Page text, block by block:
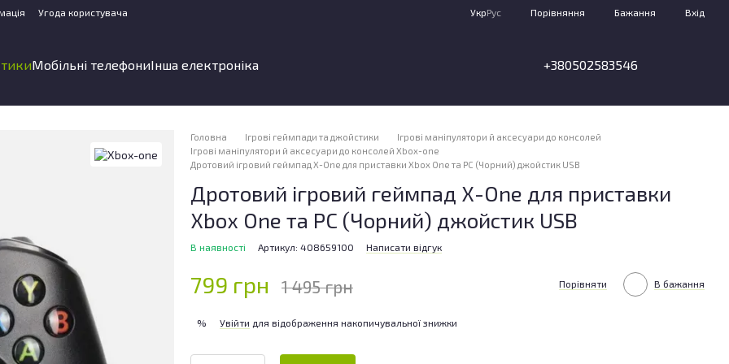
Угода користувача УкрРус Порівняння Бажання Вхід
Мобільні телефониІнша електроніка +380502583546
Головна Ігрові геймпади та джойстики
Ігрові маніпулятори й аксесуари до консолей
Ігрові маніпулятори й аксесуари до консолей Xbox-one
Дротовий ігровий геймпад X-One для приставки Xbox One та PC (Чорний) джойстик USB
Дротовий ігровий геймпад X-One для приставки
Xbox One та PC (Чорний) джойстик USB
В наявності Артикул: 408659100 Написати відгук
799 грн 1 495 грн Порівняти В бажання
% Увійти для відображення накопичувальної знижки